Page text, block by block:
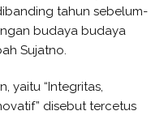
tahun sebelum-
budaya budaya
Sujatno.
yaitu “Integritas,
disebut tercetus